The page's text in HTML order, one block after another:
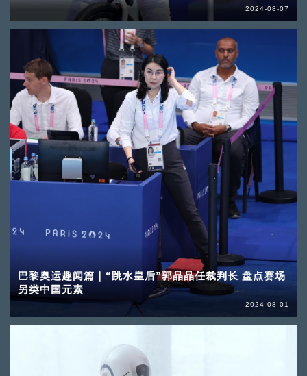
2024-08-07
巴黎奥运趣闻篇｜“跳水皇后”郭晶晶任裁判长 盘点赛场
另类中国元素
2024-08-01